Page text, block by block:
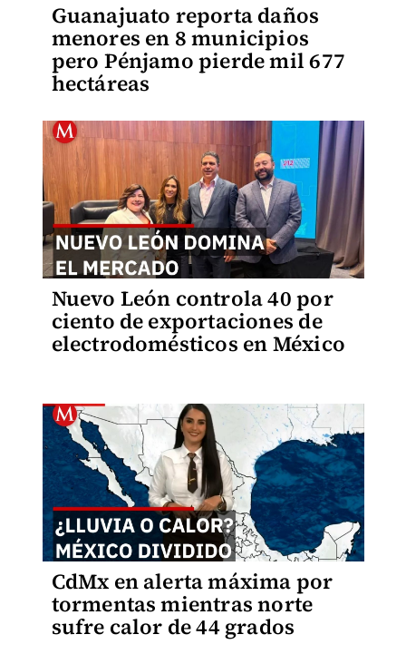
Guanajuato reporta daños
menores en 8 municipios
pero Pénjamo pierde mil 677
hectáreas
Nuevo León controla 40 por
ciento de exportaciones de
electrodomésticos en México
CdMx en alerta máxima por
tormentas mientras norte
sufre calor de 44 grados